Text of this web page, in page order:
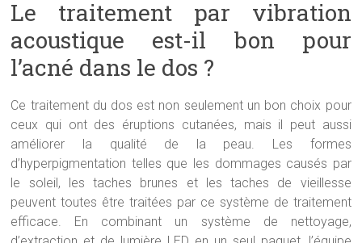
Le traitement par vibration
acoustique est-il bon pour
l’acné dans le dos ?
Ce traitement du dos est non seulement un bon choix pour
ceux qui ont des éruptions cutanées, mais il peut aussi
améliorer la qualité de la peau. Les formes
d’hyperpigmentation telles que les dommages causés par
le soleil, les taches brunes et les taches de vieillesse
peuvent toutes être traitées par ce système de traitement
efficace. En combinant un système de nettoyage,